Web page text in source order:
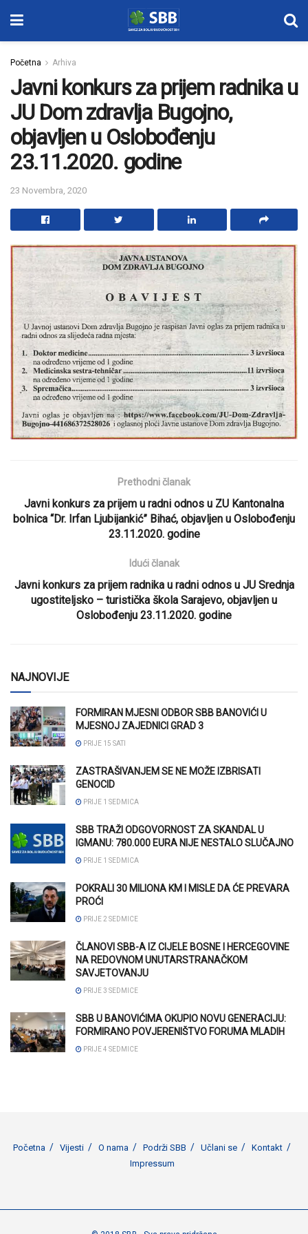
Početna Arhiva
Javni konkurs za prijem radnika u
JU Dom zdravlja Bugojno,
objavljen u Oslobođenju
23.11.2020. godine
23 Novembra, 2020
Prethodni članak
Javni konkurs za prijem u radni odnos u ZU Kantonalna
bolnica “Dr. Irfan Ljubijankić” Bihać, objavljen u Oslobođenju
23.11.2020. godine
Idući članak
Javni konkurs za prijem radnika u radni odnos u JU Srednja
ugostiteljsko – turistička škola Sarajevo, objavljen u
Oslobođenju 23.11.2020. godine
NAJNOVIJE
FORMIRAN MJESNI ODBOR SBB BANOVIĆI U
MJESNOJ ZAJEDNICI GRAD 3
PRIJE 15 SATI
ZASTRAŠIVANJEM SE NE MOŽE IZBRISATI
GENOCID
PRIJE 1 SEDMICA
SBB TRAŽI ODGOVORNOST ZA SKANDAL U
IGMANU: 780.000 EURA NIJE NESTALO SLUČAJNO
PRIJE 1 SEDMICA
POKRALI 30 MILIONA KM I MISLE DA ĆE PREVARA
PROĆI
PRIJE 2 SEDMICE
ČLANOVI SBB-A IZ CIJELE BOSNE I HERCEGOVINE
NA REDOVNOM UNUTARSTRANAČKOM
SAVJETOVANJU
PRIJE 3 SEDMICE
SBB U BANOVIĆIMA OKUPIO NOVU GENERACIJU:
FORMIRANO POVJERENIŠTVO FORUMA MLADIH
PRIJE 4 SEDMICE
Početna Vijesti O nama Podrži SBB Učlani se
Kontakt
Impressum